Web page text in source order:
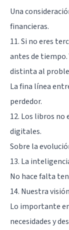
Una
financieras.
11. Si no eres
antes de tiempo.
distinta al
La fina línea
perdedor.
12. Los libros
digitales.
Sobre la
13. La
No hace falta
14. Nuestra
Lo importante
necesidades y